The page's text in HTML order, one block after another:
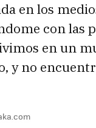
en los
con las
en un
y no